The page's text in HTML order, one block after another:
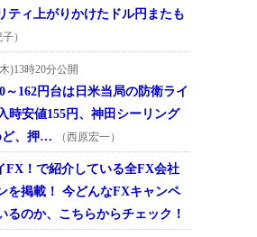
ティ上がりかけたドル円またも
）
)13時20分公開
～162円台は日米当局の防衛ライ
時安値155円、神田シーリング
ど、押…
（西原宏一）
FX！で紹介している全FX会社
を掲載！ 今どんなFXキャンペ
るのか、こちらからチェック！